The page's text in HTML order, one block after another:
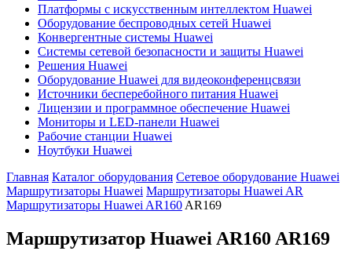
Платформы с искусственным интеллектом Huawei
Оборудование беспроводных сетей Huawei
Конвергентные системы Huawei
Системы сетевой безопасности и защиты Huawei
Решения Huawei
Оборудование Huawei для видеоконференцсвязи
Источники бесперебойного питания Huawei
Лицензии и программное обеспечение Huawei
Мониторы и LED-панели Huawei
Рабочие станции Huawei
Ноутбуки Huawei
Главная Каталог оборудования Сетевое оборудование Huawei
Маршрутизаторы Huawei Маршрутизаторы Huawei AR
Маршрутизаторы Huawei AR160 AR169
Маршрутизатор Huawei AR160 AR169